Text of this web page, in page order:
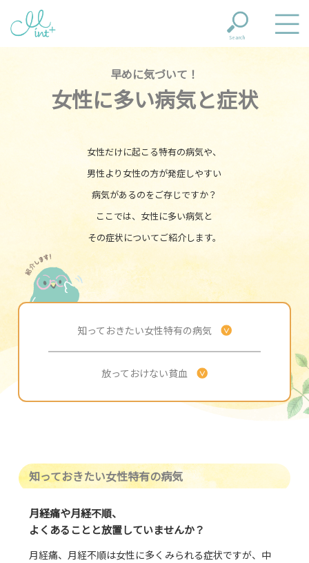
Search
早めに気づいて！
女性に多い病気と症状
女性だけに起こる特有の病気や、
男性より女性の方が発症しやすい
病気があるのをご存じですか？
ここでは、女性に多い病気と
その症状についてご紹介します。
知っておきたい女性特有の病気
放っておけない貧血
知っておきたい女性特有の病気
月経痛や月経不順、
よくあることと放置していませんか？
月経痛、月経不順は女性に多くみられる症状ですが、中